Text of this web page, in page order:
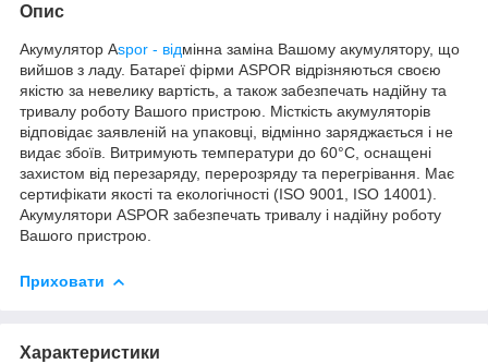
Опис
Акумулятор Aspor - відмінна заміна Вашому акумулятору, що
вийшов з ладу. Батареї фірми ASPOR відрізняються своєю
якістю за невелику вартість, а також забезпечать надійну та
тривалу роботу Вашого пристрою. Місткість акумуляторів
відповідає заявленій на упаковці, відмінно заряджається і не
видає збоїв. Витримують температури до 60°C, оснащені
захистом від перезаряду, перерозряду та перегрівання. Має
сертифікати якості та екологічності (ISO 9001, ISO 14001).
Акумулятори ASPOR забезпечать тривалу і надійну роботу
Вашого пристрою.
Приховати
Характеристики